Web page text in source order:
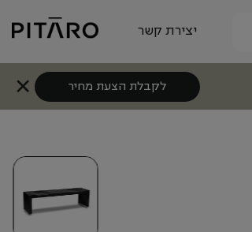
יצירת קשר
לקבלת הצעת מחיר
+